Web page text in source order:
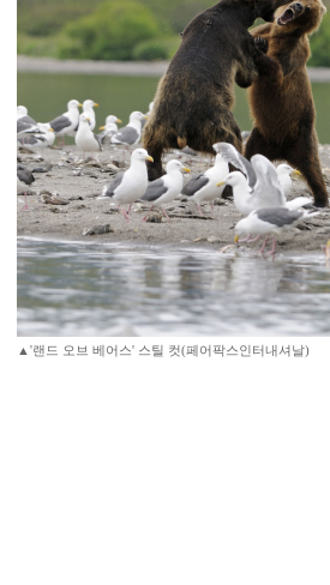
▲'랜드 오브 베어스' 스틸 컷(페어팍스인터내셔날)